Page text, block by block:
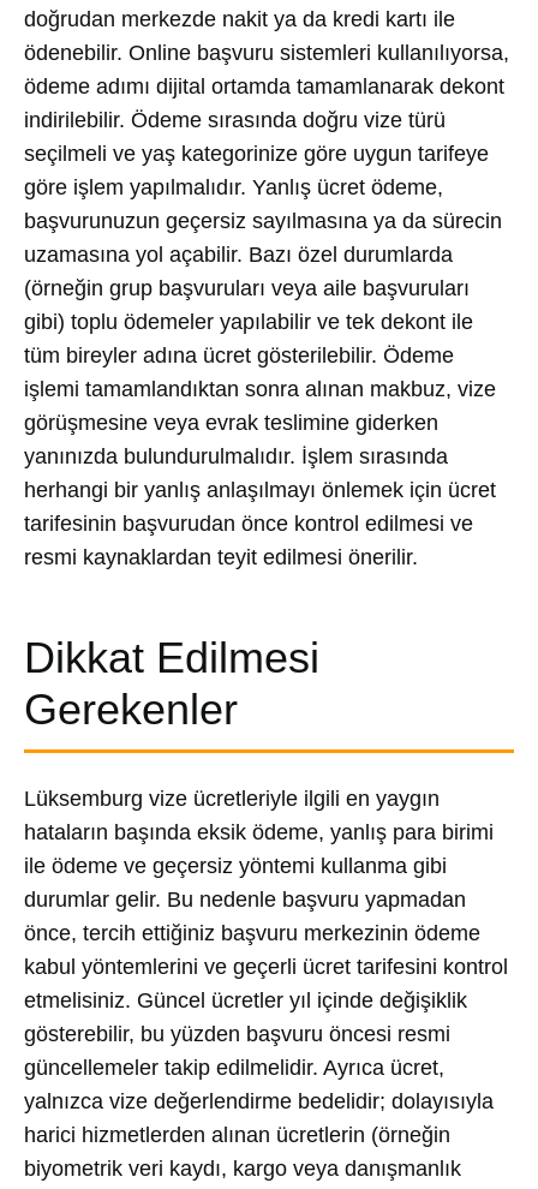
doğrudan merkezde nakit ya da kredi kartı ile
ödenebilir. Online başvuru sistemleri kullanılıyorsa,
ödeme adımı dijital ortamda tamamlanarak dekont
indirilebilir. Ödeme sırasında doğru vize türü
seçilmeli ve yaş kategorinize göre uygun tarifeye
göre işlem yapılmalıdır. Yanlış ücret ödeme,
başvurunuzun geçersiz sayılmasına ya da sürecin
uzamasına yol açabilir. Bazı özel durumlarda
(örneğin grup başvuruları veya aile başvuruları
gibi) toplu ödemeler yapılabilir ve tek dekont ile
tüm bireyler adına ücret gösterilebilir. Ödeme
işlemi tamamlandıktan sonra alınan makbuz, vize
görüşmesine veya evrak teslimine giderken
yanınızda bulundurulmalıdır. İşlem sırasında
herhangi bir yanlış anlaşılmayı önlemek için ücret
tarifesinin başvurudan önce kontrol edilmesi ve
resmi kaynaklardan teyit edilmesi önerilir.
Dikkat Edilmesi
Gerekenler
Lüksemburg vize ücretleriyle ilgili en yaygın
hataların başında eksik ödeme, yanlış para birimi
ile ödeme ve geçersiz yöntemi kullanma gibi
durumlar gelir. Bu nedenle başvuru yapmadan
önce, tercih ettiğiniz başvuru merkezinin ödeme
kabul yöntemlerini ve geçerli ücret tarifesini kontrol
etmelisiniz. Güncel ücretler yıl içinde değişiklik
gösterebilir, bu yüzden başvuru öncesi resmi
güncellemeler takip edilmelidir. Ayrıca ücret,
yalnızca vize değerlendirme bedelidir; dolayısıyla
harici hizmetlerden alınan ücretlerin (örneğin
biyometrik veri kaydı, kargo veya danışmanlık